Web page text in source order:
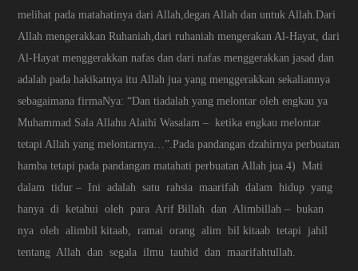
melihat pada matahatinya dari Allah,degan Allah dan untuk Allah.Dari
Allah mengerakkan Ruhaniah,dari ruhaniah mengerakan Al-Hayat, dari
Al-Hayat menggerakkan nafas dan dari nafas menggerakkan jasad dan
adalah pada hakikatnya itu Allah jua yang menggerakkan sekaliannya
sebagaimana firmaNya: “Dan tiadalah yang melontar oleh engkau ya
Muhammad Sala Allahu Alaihi Wasalam – ketika engkau melontar
tetapi Allah yang melontarnya…”.Pada pandangan dzahirnya perbuatan
hamba tetapi pada pandangan matahati perbuatan Allah jua.4) Mati
dalam tidur – Ini adalah satu rahsia maarifah dalam hidup yang
hanya di ketahui oleh para Arif Billah dan Alimbillah – bukan
nya oleh alimbil kitaab, ramai orang alim bil kitaab tetapi jahil
tentang Allah dan segala ilmu tauhid dan maarifahtullah.